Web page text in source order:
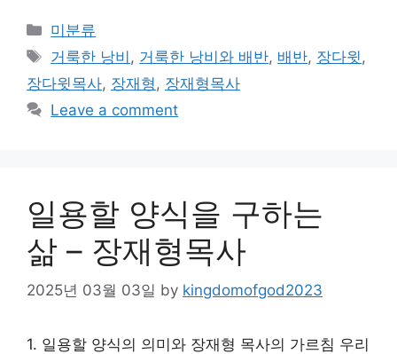
Categories
미분류
Tags
거룩한 낭비 , 거룩한 낭비와 배반, 배반, 장다윗,
장다윗목사, 장재형, 장재형목사
Leave a comment
일용할 양식을 구하는
삶 – 장재형목사
2025년 03월 03일 by kingdomofgod2023
1. 일용할 양식의 의미와 장재형 목사의 가르침 우리